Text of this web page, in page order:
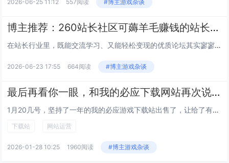
2026-06-25 11:12 557阅读 #博主游戏杂谈
博主推荐：260站长社区可薅羊毛赚钱的站长论坛
在站长行业里，既能交流学习、又能轻松变现的优质论坛其实寥寥无几。今天给大家推荐一个全新上线的260站长社区，凭借实战干货...
2026-06-23 17:55 664阅读 #博主游戏杂谈
最后再看你一眼，和我的必应下载网站再次说再见
1月20几号，坚持了一年的我的必应游戏下载站出售了，让给了有缘人。说来也巧，差不多同样时间的2025年1月21号也卖出了...
下载站 网站运营
2026-01-28 10:25 1960阅读 #博主游戏杂谈